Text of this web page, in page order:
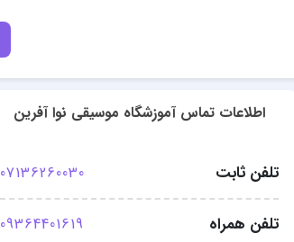
اطلاعات تماس آموزشگاه موسیقی نوا آفرین
تلفن ثابت 07136260030
تلفن همراه 09364401619